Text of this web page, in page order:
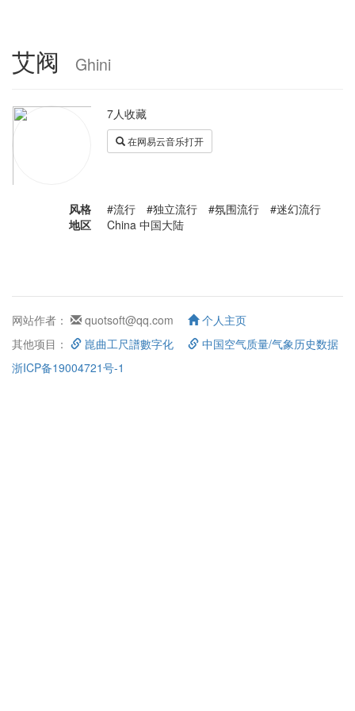
艾阀 Ghini
7人收藏
在网易云音乐打开
风格
#流行 #独立流行 #氛围流行 #迷幻流行
地区
China 中国大陆
网站作者： quotsoft@qq.com
个人主页
其他项目：
崑曲工尺譜數字化
中国空气质量/气象历史数据
浙ICP备19004721号-1